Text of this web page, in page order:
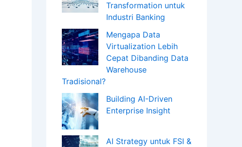
Transformation untuk
Industri Banking
Mengapa Data
Virtualization Lebih
Cepat Dibanding Data
Warehouse
Tradisional?
Building AI-Driven
Enterprise Insight
AI Strategy untuk FSI &